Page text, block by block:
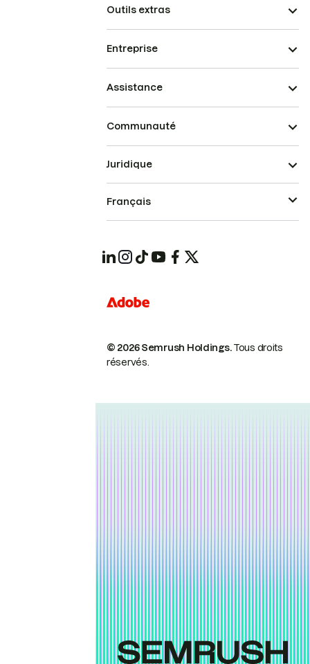
Outils extras
Entreprise
Assistance
Communauté
© 2026 Semrush Holdings.Tous droits
réservés.
Juridique
Français